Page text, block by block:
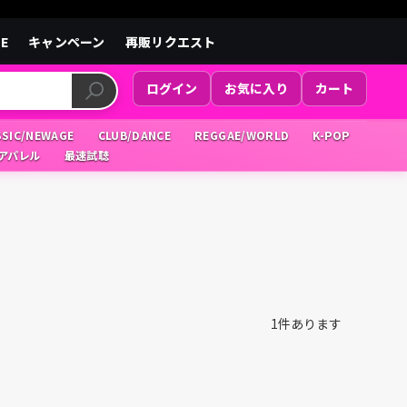
キャンペーン 再販リクエスト
ログイン お気に入り カート
NEWAGE CLUB/DANCE REGGAE/WORLD
K-POP
パレル 最速試聴
1件あります